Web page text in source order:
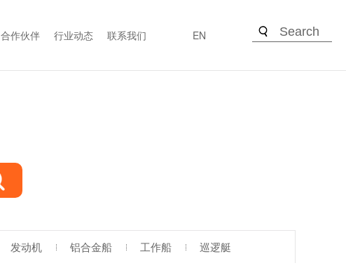
EN
合作伙伴 行业动态 联系我们
发动机 铝合金船 工作船 巡逻艇